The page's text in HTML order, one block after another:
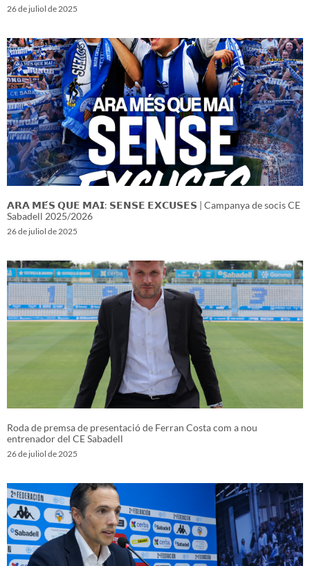
26 de juliol de 2025
𝗔𝗥𝗔 𝗠𝗘́𝗦 𝗤𝗨𝗘 𝗠𝗔𝗜: 𝗦𝗘𝗡𝗦𝗘 𝗘𝗫𝗖𝗨𝗦𝗘𝗦 | Campanya de socis CE
Sabadell 2025/2026
26 de juliol de 2025
Roda de premsa de presentació de Ferran Costa com a nou
entrenador del CE Sabadell
26 de juliol de 2025